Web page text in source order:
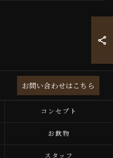
お問い合わせはこちら
コンセプト
お飲物
スタッフ